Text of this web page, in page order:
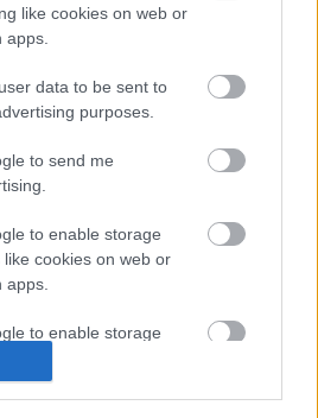
like cookies on web or
apps.
data to be sent to
purposes.
to send me
to enable storage
cookies on web or
apps.
to enable storage
of the website or app.
to enable storage
Filmreform és unortodox
kalandok, Az idegen,
magyar filmmel? + Az AI már a
van